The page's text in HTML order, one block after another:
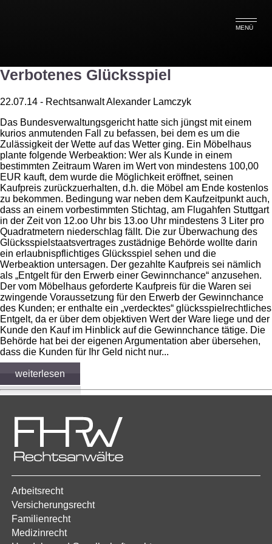
MENÜ
Verbotenes Glücksspiel
22.07.14 - Rechtsanwalt Alexander Lamczyk
Das Bundesverwaltungsgericht hatte sich jüngst mit einem
kurios anmutenden Fall zu befassen, bei dem es um die
Zulässigkeit der Wette auf das Wetter ging. Ein Möbelhaus
plante folgende Werbeaktion: Wer als Kunde in einem
bestimmten Zeitraum Waren im Wert von mindestens 100,00
EUR kauft, dem wurde die Möglichkeit eröffnet, seinen
Kaufpreis zurückzuerhalten, d.h. die Möbel am Ende kostenlos
zu bekommen. Bedingung war neben dem Kaufzeitpunkt auch,
dass an einem vorbestimmten Stichtag, am Flugahfen Stuttgart
in der Zeit von 12.oo Uhr bis 13.oo Uhr mindestens 3 Liter pro
Quadratmetern niederschlag fällt. Die zur Überwachung des
Glücksspielstaatsvertrages zustädnige Behörde wollte darin
ein erlaubnispflichtiges Glücksspiel sehen und die
Werbeaktion untersagen. Der gezahlte Kaufpreis sei nämlich
als „Entgelt für den Erwerb einer Gewinnchance“ anzusehen.
Der vom Möbelhaus geforderte Kaufpreis für die Waren sei
zwingende Voraussetzung für den Erwerb der Gewinnchance
des Kunden; er enthalte ein „verdecktes“ glücksspielrechtliches
Entgelt, da er über dem objektiven Wert der Ware liege und der
Kunde den Kauf im Hinblick auf die Gewinnchance tätige. Die
Behörde hat bei der eigenen Argumentation aber übersehen,
dass die Kunden für Ihr Geld nicht nur...
weiterlesen
Arbeitsrecht
Versicherungsrecht
Familienrecht
Medizinrecht